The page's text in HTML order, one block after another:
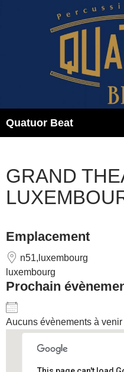
Quatuor Beat
GRAND
Emplacement
n51,luxembourg
luxembourg
Prochain
Aucuns évènements à venir